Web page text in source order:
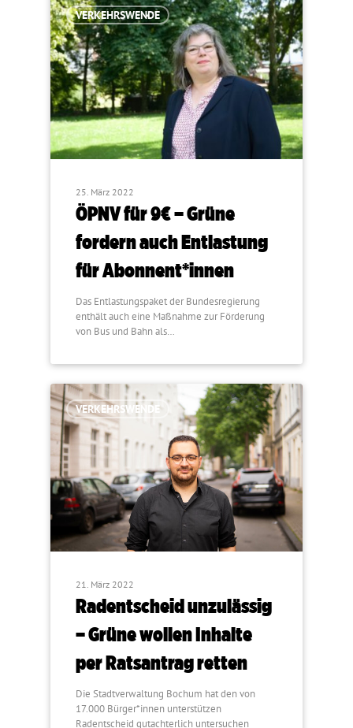
VERKEHRSWENDE
25. März 2022
ÖPNV für 9€ – Grüne
fordern auch Entlastung
für Abonnent*innen
Das Entlastungspaket der Bundesregierung
enthält auch eine Maßnahme zur Förderung
von Bus und Bahn als…
VERKEHRSWENDE
21. März 2022
Radentscheid unzulässig
– Grüne wollen Inhalte
per Ratsantrag retten
Die Stadtverwaltung Bochum hat den von
17.000 Bürger*innen unterstützen
Radentscheid gutachterlich untersuchen